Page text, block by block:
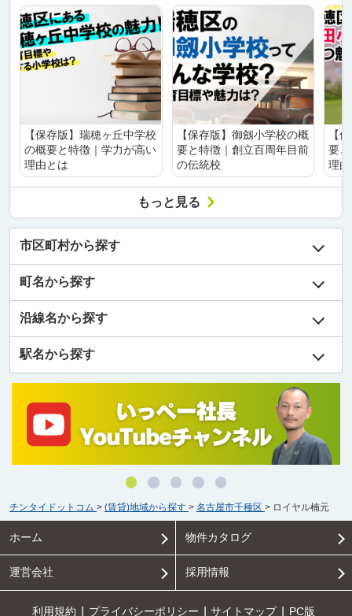
【保存版】瑞穂ヶ丘中学校
の概要と特徴｜学力が高い
理由とは
【保存版】御劔小学校の概
要と特徴｜創立百周年目前
の伝統校
【
要
理
もっと見る
市区町村から探す
町名から探す
沿線名から探す
駅名から探す
チンタイドットコム > (賃貸)地域から探す > 名古屋市千種区 > ロイヤル楠元
ホーム 物件カタログ
運営会社 採用情報
利用規約 プライバシーポリシー サイトマップ PC版